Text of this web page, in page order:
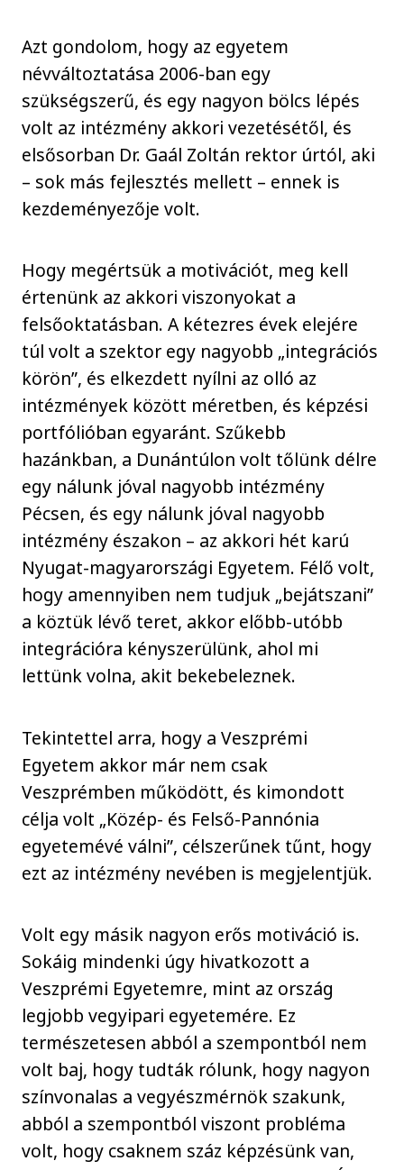
Azt gondolom, hogy az egyetem
névváltoztatása 2006-ban egy
szükségszerű, és egy nagyon bölcs lépés
volt az intézmény akkori vezetésétől, és
elsősorban Dr. Gaál Zoltán rektor úrtól, aki
– sok más fejlesztés mellett – ennek is
kezdeményezője volt.
Hogy megértsük a motivációt, meg kell
értenünk az akkori viszonyokat a
felsőoktatásban. A kétezres évek elejére
túl volt a szektor egy nagyobb „integrációs
körön”, és elkezdett nyílni az olló az
intézmények között méretben, és képzési
portfólióban egyaránt. Szűkebb
hazánkban, a Dunántúlon volt tőlünk délre
egy nálunk jóval nagyobb intézmény
Pécsen, és egy nálunk jóval nagyobb
intézmény északon – az akkori hét karú
Nyugat-magyarországi Egyetem. Félő volt,
hogy amennyiben nem tudjuk „bejátszani”
a köztük lévő teret, akkor előbb-utóbb
integrációra kényszerülünk, ahol mi
lettünk volna, akit bekebeleznek.
Tekintettel arra, hogy a Veszprémi
Egyetem akkor már nem csak
Veszprémben működött, és kimondott
célja volt „Közép- és Felső-Pannónia
egyetemévé válni”, célszerűnek tűnt, hogy
ezt az intézmény nevében is megjelentjük.
Volt egy másik nagyon erős motiváció is.
Sokáig mindenki úgy hivatkozott a
Veszprémi Egyetemre, mint az ország
legjobb vegyipari egyetemére. Ez
természetesen abból a szempontból nem
volt baj, hogy tudták rólunk, hogy nagyon
színvonalas a vegyészmérnök szakunk,
abból a szempontból viszont probléma
volt, hogy csaknem száz képzésünk van,